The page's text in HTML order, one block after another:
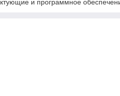
и программное